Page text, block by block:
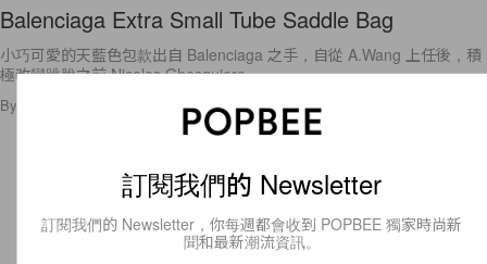
Balenciaga Extra Small Tube Saddle Bag
小巧可愛的天藍色包款出自 Balenciaga 之手，自從 A.Wang 上任後，積
極改變跳脫之前 Nicolas Ghesquiere
By
訂閱我們的 Newsletter
訂閱我們的 Newsletter，你每週都會收到 POPBEE 獨家時尚新
聞和最新潮流資訊。